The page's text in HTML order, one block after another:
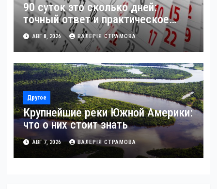
90 суток это сколько дней:
точный ответ и практическое
применение
АВГ 8, 2026 ВАЛЕРІЯ СТРАМОВА
Другое
Крупнейшие реки Южной Америки:
что о них стоит знать
АВГ 7, 2026 ВАЛЕРІЯ СТРАМОВА